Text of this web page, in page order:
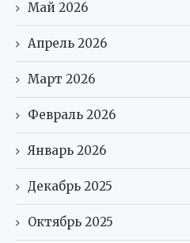
Май 2026
Апрель 2026
Март 2026
Февраль 2026
Январь 2026
Декабрь 2025
Октябрь 2025